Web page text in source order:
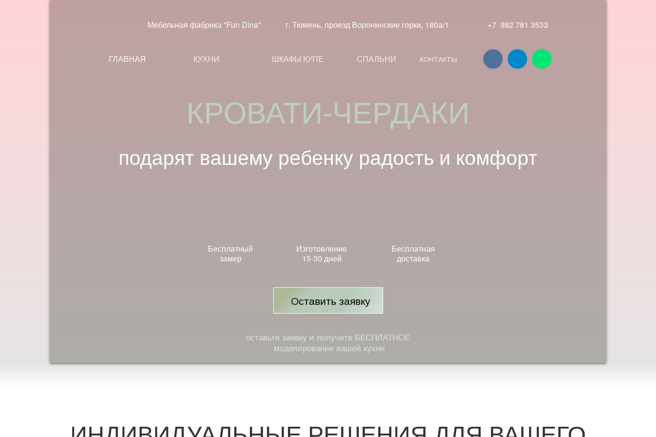
Мебельная фабрика "Fun Dina" г. Тюмень, проезд Воронинские горки, 180а/1 +7 982 781 3533
ГЛАВНАЯ КУХНИ ШКАФЫ КУПЕ СПАЛЬНИ КОНТАКТЫ
подарят вашему ребенку радость и комфорт
Бесплатный
замер
Изготовление
15-30 дней
Бесплатная
доставка
Оставить заявку
оставьте заявку и получите БЕСПЛАТНОЕ
моделирование вашей кухни